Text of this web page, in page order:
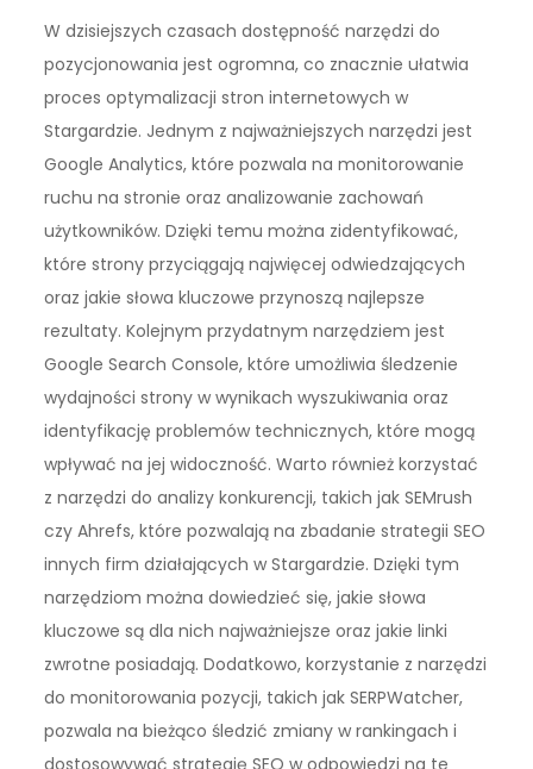
W dzisiejszych czasach dostępność narzędzi do
pozycjonowania jest ogromna, co znacznie ułatwia
proces optymalizacji stron internetowych w
Stargardzie. Jednym z najważniejszych narzędzi jest
Google Analytics, które pozwala na monitorowanie
ruchu na stronie oraz analizowanie zachowań
użytkowników. Dzięki temu można zidentyfikować,
które strony przyciągają najwięcej odwiedzających
oraz jakie słowa kluczowe przynoszą najlepsze
rezultaty. Kolejnym przydatnym narzędziem jest
Google Search Console, które umożliwia śledzenie
wydajności strony w wynikach wyszukiwania oraz
identyfikację problemów technicznych, które mogą
wpływać na jej widoczność. Warto również korzystać
z narzędzi do analizy konkurencji, takich jak SEMrush
czy Ahrefs, które pozwalają na zbadanie strategii SEO
innych firm działających w Stargardzie. Dzięki tym
narzędziom można dowiedzieć się, jakie słowa
kluczowe są dla nich najważniejsze oraz jakie linki
zwrotne posiadają. Dodatkowo, korzystanie z narzędzi
do monitorowania pozycji, takich jak SERPWatcher,
pozwala na bieżąco śledzić zmiany w rankingach i